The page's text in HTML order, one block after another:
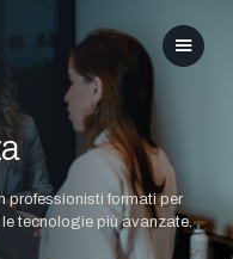
professionisti formati per
tecnologie più avanzate.